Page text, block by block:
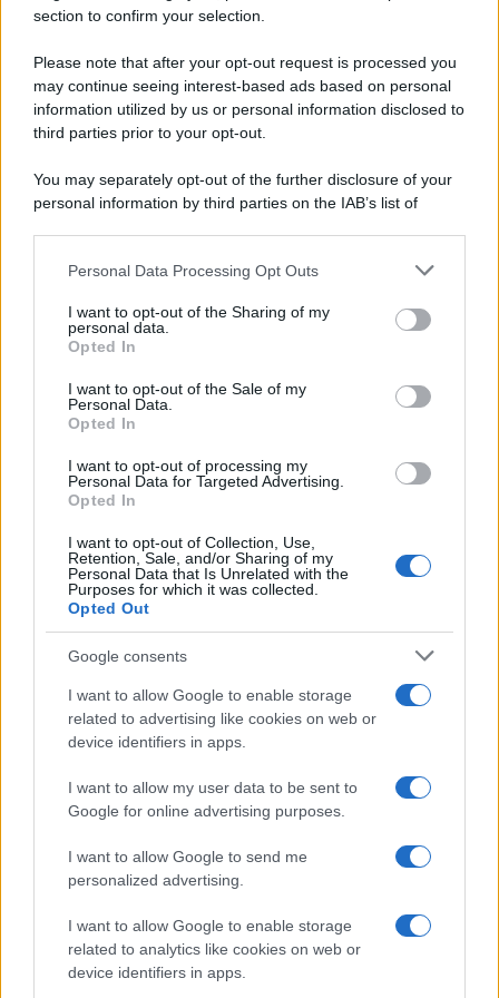
section to confirm your selection.
Please note that after your opt-out request is processed you
may continue seeing interest-based ads based on personal
information utilized by us or personal information disclosed to
third parties prior to your opt-out.
You may separately opt-out of the further disclosure of your
personal information by third parties on the IAB’s list of
This information may also be disclosed by us to third parties
disclose it to other third parties.
Please note that this website/app uses one or more Google
services and may gather and store information including but
not limited to your visit or usage behaviour. You may click to
grant or deny consent to Google and its third-party tags to
consent section.
Personal Data Processing Opt Outs
I want to opt-out of the Sharing of my
personal data.
Opted In
I want to opt-out of the Sale of my
Personal Data.
Opted In
I want to opt-out of processing my
Personal Data for Targeted Advertising.
Opted In
I want to opt-out of Collection, Use,
Retention, Sale, and/or Sharing of my
Personal Data that Is Unrelated with the
Purposes for which it was collected.
Opted Out
Google consents
I want to allow Google to enable storage
related to advertising like cookies on web or
device identifiers in apps.
I want to allow my user data to be sent to
Google for online advertising purposes.
I want to allow Google to send me
personalized advertising.
I want to allow Google to enable storage
related to analytics like cookies on web or
device identifiers in apps.
Gameland
Scoop Mag
Lgbtqia News
Motors Magazine 365
Home Magazine 365
Cineverse Magazine
InvestirMag
Germania
Investieren24
UK
News Hub UK
Investeren 24